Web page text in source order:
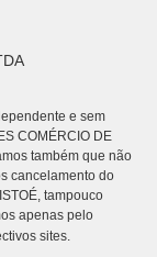
e sem
COMÉRCIO DE
também que não
cancelamento do
tampouco
apenas pelo
sites.